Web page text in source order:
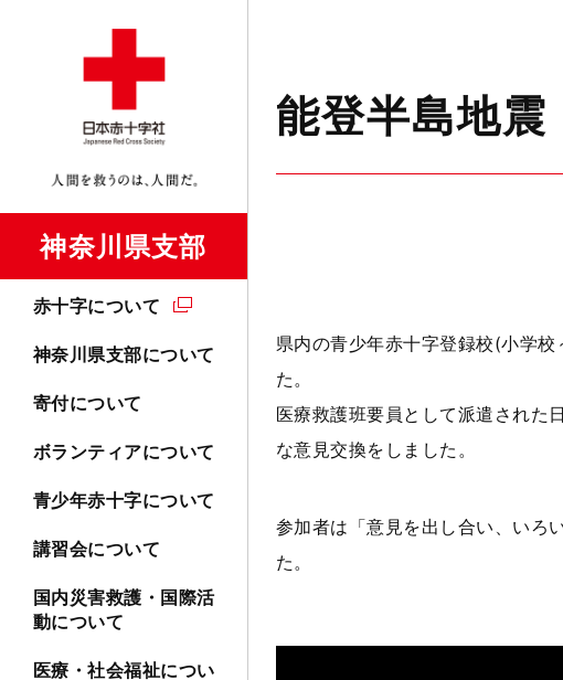
神奈川県支部
赤十字について
神奈川県支部について
寄付について
ボランティアについて
青少年赤十字について
講習会について
国内災害救護・国際活
動について
医療・社会福祉につい
能登半島地
県内の青少年赤十字登録校(小学校
た。
医療救護班要員として派遣された
な意見交換をしました。
参加者は「意見を出し合い、いろ
た。